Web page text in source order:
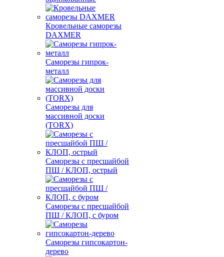
Кровельные саморезы
DAXMER
Саморезы гипрок-
металл
Саморезы для
массивной доски
(TORX)
Саморезы с пресшайбой
ПШ / КЛОП, острый
Саморезы с пресшайбой
ПШ / КЛОП, с буром
Саморезы гипсокартон-
дерево